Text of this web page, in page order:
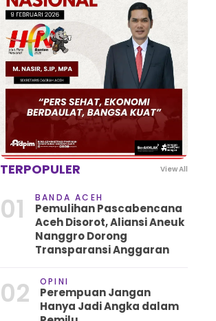
TERPOPULER View All
01 BANDA ACEH
Pemulihan Pascabencana
Aceh Disorot, Aliansi Aneuk
Nanggro Dorong
Transparansi Anggaran
02 OPINI
Perempuan Jangan
Hanya Jadi Angka dalam